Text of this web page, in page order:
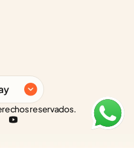
reservados.